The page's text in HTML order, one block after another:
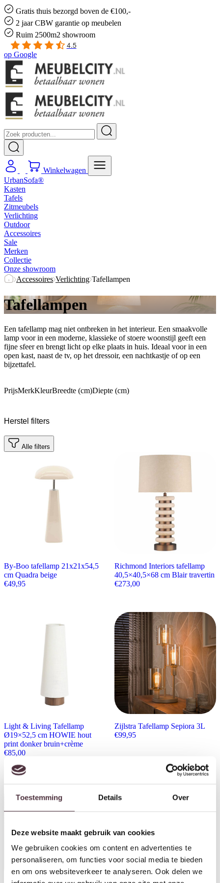
Toestemming Details Over
Deze website maakt gebruik van cookies
We gebruiken cookies om content en advertenties te
personaliseren, om functies voor social media te bieden
en om ons websiteverkeer te analyseren. Ook delen we
Gratis thuis bezorgd boven de €100,-
2 jaar CBW garantie op meubelen
Ruim 2500m2 showroom
4.5
op Google
Winkelwagen
UrbanSofa®
Kasten
Tafels
Zitmeubels
Verlichting
Outdoor
Accessoires
Sale
Merken
Collectie
Onze showroom
Accessoires Verlichting Tafellampen
Tafellampen
Een tafellamp mag niet ontbreken in het interieur. Een smaakvolle
lamp voor in een moderne, klassieke of stoere woonstijl geeft een
fijne sfeer en brengt licht op elke plaats in huis. Ideaal voor in een
open kast, naast de tv, op het dressoir, een nachtkastje of op een
bijzettafel.
PrijsMerkKleurBreedte (cm)Diepte (cm)
Herstel filters
Alle filters
By-Boo tafellamp 21x21x54,5
cm Quadra beige
€49,95
Richmond Interiors tafellamp
40,5×40,5×68 cm Blair travertin
€273,00
Light & Living Tafellamp
Ø19×52,5 cm HOWIE hout
print donker bruin+crème
€85,00
Zijlstra Tafellamp Sepiora 3L
€99,95